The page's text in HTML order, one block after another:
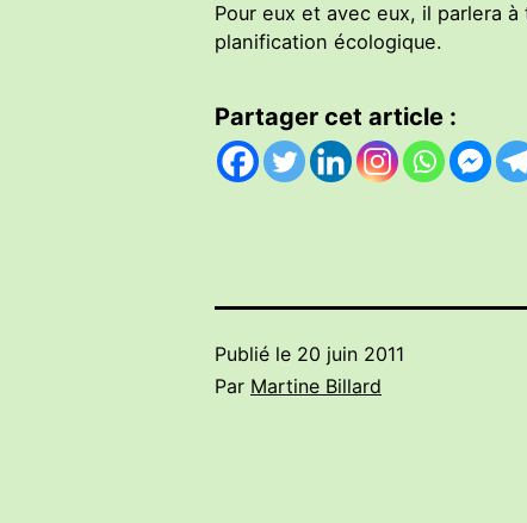
Pour eux et avec eux, il parlera
planification écologique.
Partager cet article :
Publié le 20 juin 2011
Par Martine Billard